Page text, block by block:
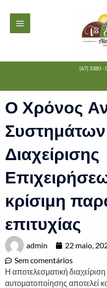
para
MENU
(67) 3380 -
Ο Χρόνος
Διαχείρισης
κρίσιμη
επιτυχίας
admin 22 maio,
Sem comentários
Η αποτελεσματική
αυτοματοποίησης αποτελεί